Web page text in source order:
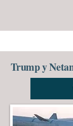
Trump y